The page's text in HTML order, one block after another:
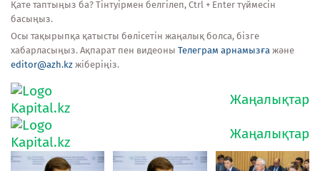
Қате таптыңыз ба? Тінтуірмен белгілеп, Ctrl + Enter түймесін
басыңыз.
Осы тақырыпқа қатысты бөлісетін жаңалық болса, бізге
хабарласыңыз. Ақпарат пен видеоны Телеграм арнамызға және
editor@azh.kz жіберіңіз.